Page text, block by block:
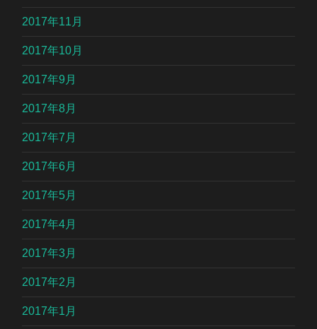
2017年11月
2017年10月
2017年9月
2017年8月
2017年7月
2017年6月
2017年5月
2017年4月
2017年3月
2017年2月
2017年1月